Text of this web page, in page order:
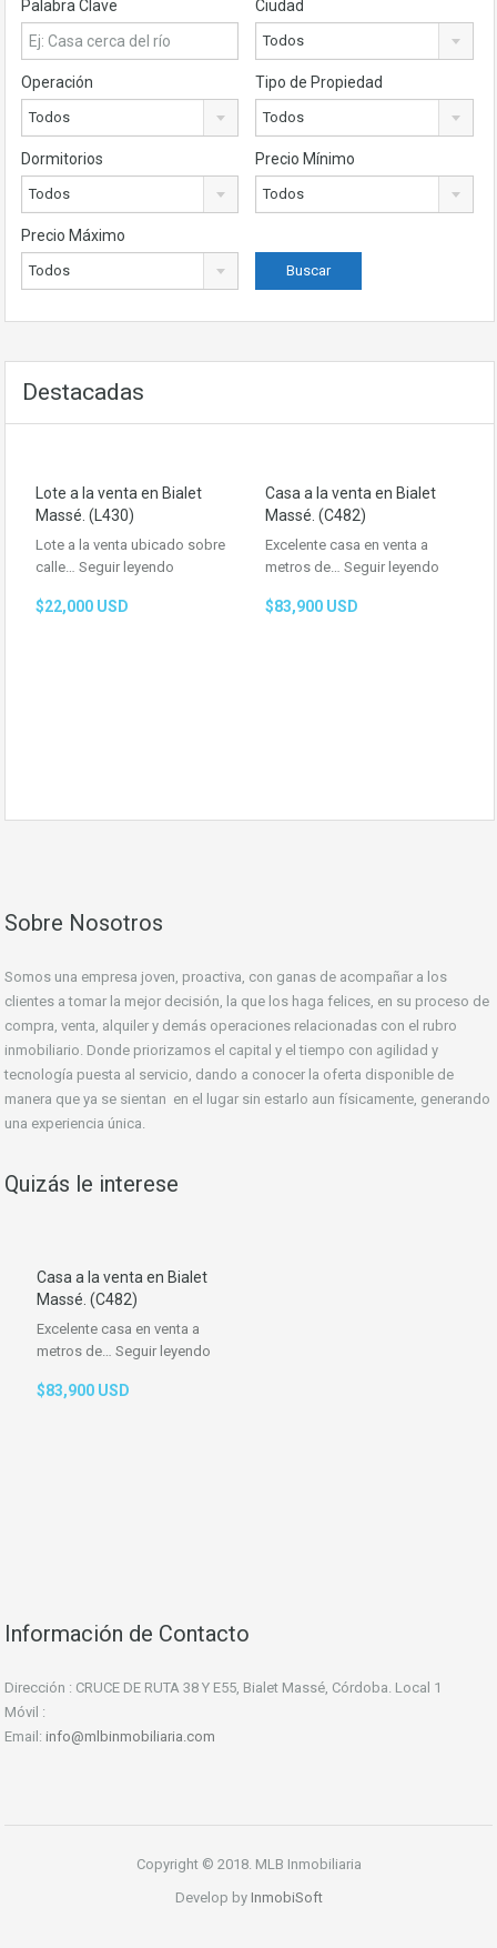
Palabra Clave Ciudad
Todos
Operación
Todos
Tipo de Propiedad
Todos
Dormitorios
Todos
Precio Mínimo
Todos
Precio Máximo
Todos
Destacadas
Lote a la venta en Bialet
Massé. (L430)
Lote a la venta ubicado sobre
calle… Seguir leyendo
$22,000 USD
Casa a la venta en Bialet
Massé. (C482)
Excelente casa en venta a
metros de… Seguir leyendo
$83,900 USD
Sobre Nosotros
Somos una empresa joven, proactiva, con ganas de acompañar a los
clientes a tomar la mejor decisión, la que los haga felices, en su proceso de
compra, venta, alquiler y demás operaciones relacionadas con el rubro
inmobiliario. Donde priorizamos el capital y el tiempo con agilidad y
tecnología puesta al servicio, dando a conocer la oferta disponible de
manera que ya se sientan en el lugar sin estarlo aun físicamente, generando
una experiencia única.
Quizás le interese
Casa a la venta en Bialet
Massé. (C482)
Excelente casa en venta a
metros de… Seguir leyendo
$83,900 USD
Información de Contacto
Dirección : CRUCE DE RUTA 38 Y E55, Bialet Massé, Córdoba. Local 1
Móvil :
Email: info@mlbinmobiliaria.com
Copyright © 2018. MLB Inmobiliaria
Develop by InmobiSoft